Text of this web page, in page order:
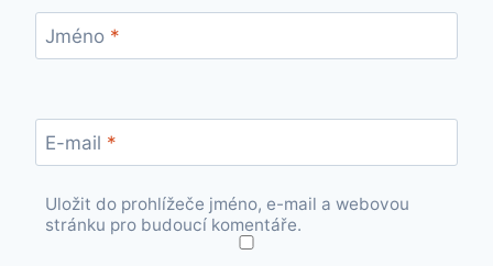
Jméno *
E-mail *
Uložit do prohlížeče jméno, e-mail a webovou
stránku pro budoucí komentáře.